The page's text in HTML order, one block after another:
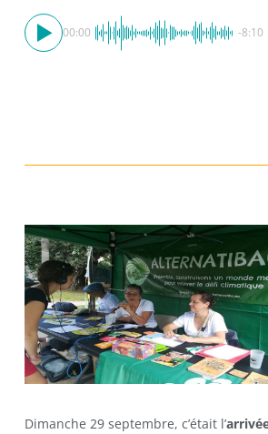
00:00 -8:10
Dimanche 29 septembre, c’était l’